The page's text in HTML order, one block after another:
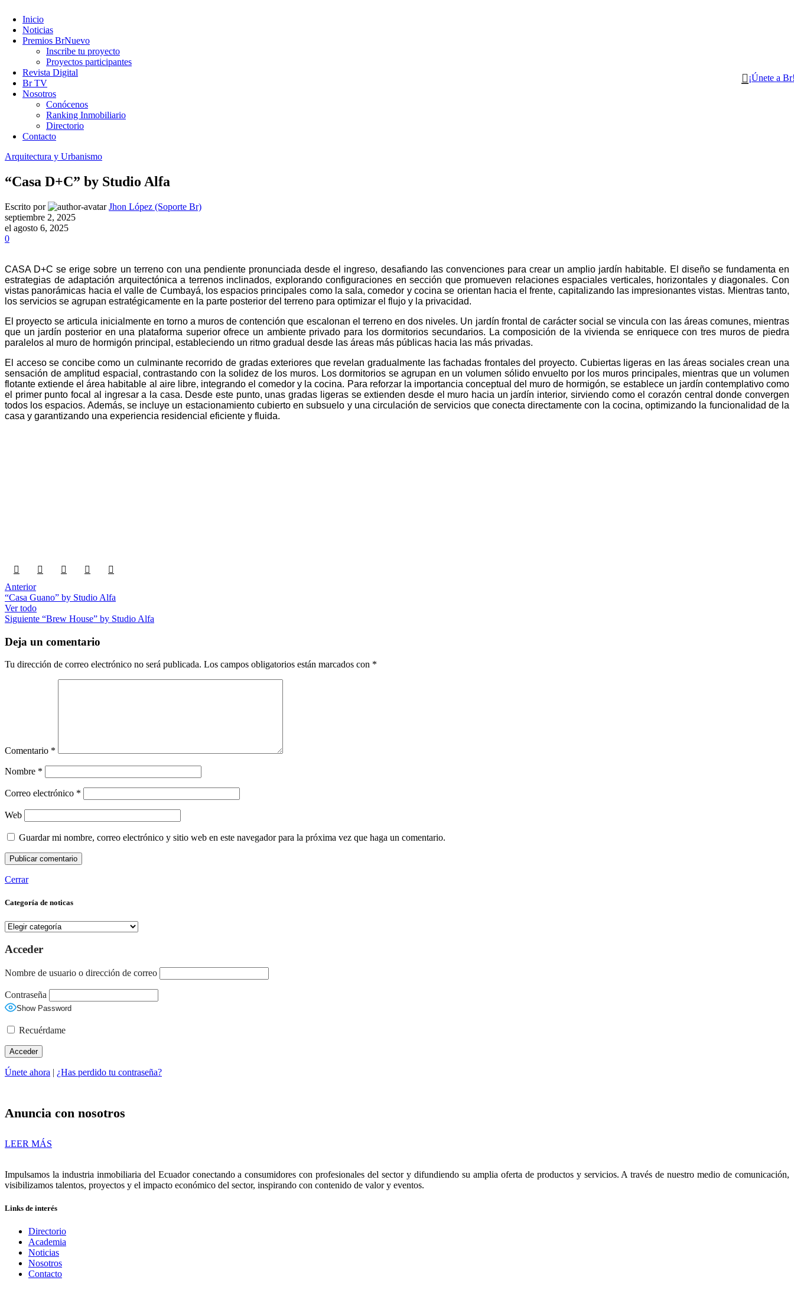
Inicio
Noticias
Premios BrNuevo
Inscribe tu proyecto
Proyectos participantes
Revista Digital
Br TV
Nosotros
Conócenos
Ranking Inmobiliario
Directorio
Contacto
¡Únete a
Arquitectura y Urbanismo
“Casa D+C” by Studio Alfa
Escrito por
Jhon López (Soporte Br)
septiembre 2, 2025
el agosto 6, 2025
0
CASA D+C se erige sobre un terreno con una pendiente pronunciada desde el ingreso, desafiando las convenciones para crear un amplio jardín habitable. El diseño se fundamenta en
estrategias de adaptación arquitectónica a terrenos inclinados, explorando configuraciones en sección que promueven relaciones espaciales verticales, horizontales y diagonales. Con
vistas panorámicas hacia el valle de Cumbayá, los espacios principales como la sala, comedor y cocina se orientan hacia el frente, capitalizando las impresionantes vistas. Mientras tanto,
los servicios se agrupan estratégicamente en la parte posterior del terreno para optimizar el flujo y la privacidad.
El proyecto se articula inicialmente en torno a muros de contención que escalonan el terreno en dos niveles. Un jardín frontal de carácter social se vincula con las áreas comunes, mientras
que un jardín posterior en una plataforma superior ofrece un ambiente privado para los dormitorios secundarios. La composición de la vivienda se enriquece con tres muros de piedra
paralelos al muro de hormigón principal, estableciendo un ritmo gradual desde las áreas más públicas hacia las más privadas.
El acceso se concibe como un culminante recorrido de gradas exteriores que revelan gradualmente las fachadas frontales del proyecto. Cubiertas ligeras en las áreas sociales crean una
sensación de amplitud espacial, contrastando con la solidez de los muros. Los dormitorios se agrupan en un volumen sólido envuelto por los muros principales, mientras que un volumen
flotante extiende el área habitable al aire libre, integrando el comedor y la cocina. Para reforzar la importancia conceptual del muro de hormigón, se establece un jardín contemplativo como
el primer punto focal al ingresar a la casa. Desde este punto, unas gradas ligeras se extienden desde el muro hacia un jardín interior, sirviendo como el corazón central donde convergen
todos los espacios. Además, se incluye un estacionamiento cubierto en subsuelo y una circulación de servicios que conecta directamente con la cocina, optimizando la funcionalidad de la
casa y garantizando una experiencia residencial eficiente y fluida.
Anterior
“Casa Guano” by Studio Alfa
Ver todo
Siguiente “Brew House” by Studio Alfa
Deja un comentario
Tu dirección de correo electrónico no será publicada. Los campos obligatorios están marcados con *
Comentario *
Nombre *
Correo electrónico *
Web
Guardar mi nombre, correo electrónico y sitio web en este navegador para la próxima vez que haga un comentario.
Cerrar
Categoría de noticas
Categoría
noticas
Acceder
Nombre de usuario o dirección de correo
Contraseña
Show Password
Recuérdame
Únete ahora | ¿Has perdido tu contraseña?
Anuncia con nosotros
LEER MÁS
Impulsamos la industria inmobiliaria del Ecuador conectando a consumidores con profesionales del sector y difundiendo su amplia oferta de productos y servicios. A través de nuestro medio de comunicación,
visibilizamos talentos, proyectos y el impacto económico del sector, inspirando con contenido de valor y eventos.
Links de interés
Directorio
Academia
Noticias
Nosotros
Contacto